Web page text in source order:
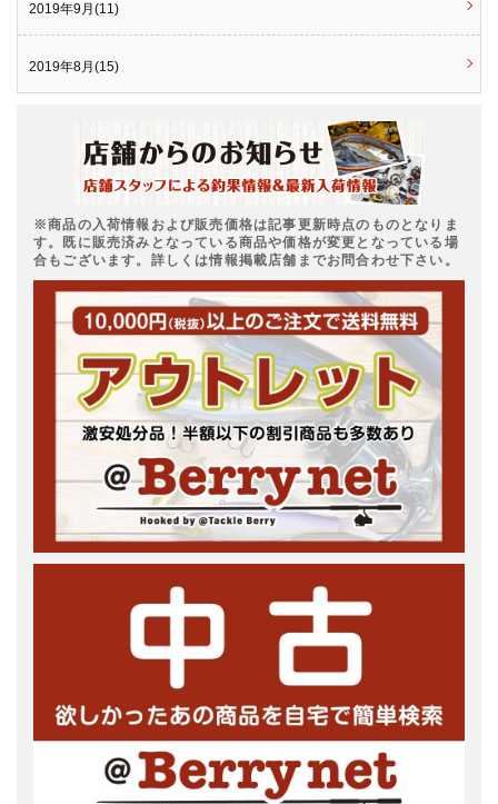
2019年9月(11)
2019年8月(15)
※商品の入荷情報および販売価格は記事更新時点のものとなりま
す。既に販売済みとなっている商品や価格が変更となっている場
合もございます。詳しくは情報掲載店舗までお問合わせ下さい。